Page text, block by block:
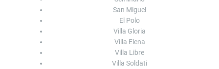
San Miguel
El Polo
Villa Gloria
Villa Elena
Villa Libre
Villa Soldati